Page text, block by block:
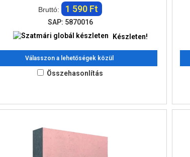
Bruttó: 1 590 Ft
SAP: 5870016
Készleten!
Válasszon a lehetőségek közül
Összehasonlítás